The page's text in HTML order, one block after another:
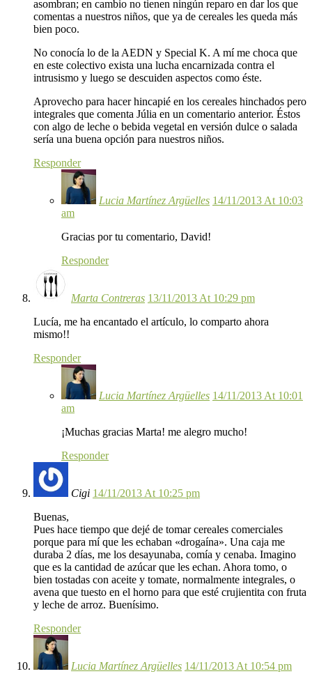
asombran; en cambio no tienen ningún reparo en dar los que
comentas a nuestros niños, que ya de cereales les queda más
bien poco.
No conocía lo de la AEDN y Special K. A mí me choca que
en este colectivo exista una lucha encarnizada contra el
intrusismo y luego se descuiden aspectos como éste.
Aprovecho para hacer hincapié en los cereales hinchados pero
integrales que comenta Júlia en un comentario anterior. Éstos
con algo de leche o bebida vegetal en versión dulce o salada
sería una buena opción para nuestros niños.
Responder
Lucia Martínez Argüelles 14/11/2013 At 10:03
am
Gracias por tu comentario, David!
Responder
Marta Contreras 13/11/2013 At 10:29 pm
Lucía, me ha encantado el artículo, lo comparto ahora
mismo!!
Responder
Lucia Martínez Argüelles 14/11/2013 At 10:01
am
¡Muchas gracias Marta! me alegro mucho!
Responder
Cigi 14/11/2013 At 10:25 pm
Buenas,
Pues hace tiempo que dejé de tomar cereales comerciales
porque para mí que les echaban «drogaína». Una caja me
duraba 2 días, me los desayunaba, comía y cenaba. Imagino
que es la cantidad de azúcar que les echan. Ahora tomo, o
bien tostadas con aceite y tomate, normalmente integrales, o
avena que tuesto en el horno para que esté crujientita con fruta
y leche de arroz. Buenísimo.
Responder
Lucia Martínez Argüelles 14/11/2013 At 10:54 pm